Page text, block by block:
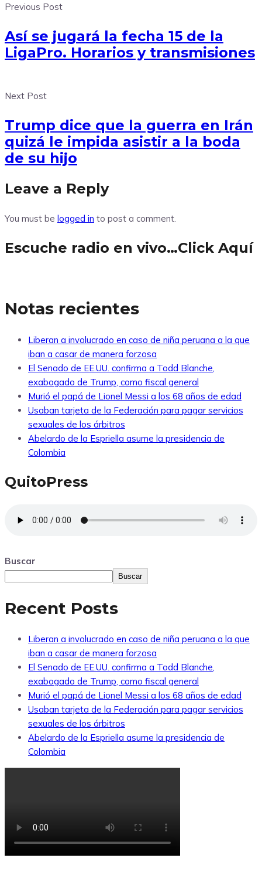
Previous Post
Así se jugará la fecha 15 de la
LigaPro. Horarios y transmisiones
Next Post
Trump dice que la guerra en Irán
quizá le impida asistir a la boda
de su hijo
Leave a Reply
You must be logged in to post a comment.
Escuche radio en vivo…Click Aquí
Notas recientes
Liberan a involucrado en caso de niña peruana a la que
iban a casar de manera forzosa
El Senado de EE.UU. confirma a Todd Blanche,
exabogado de Trump, como fiscal general
Murió el papá de Lionel Messi a los 68 años de edad
Usaban tarjeta de la Federación para pagar servicios
sexuales de los árbitros
Abelardo de la Espriella asume la presidencia de
Colombia
QuitoPress
Buscar
Buscar
Recent Posts
Liberan a involucrado en caso de niña peruana a la que
iban a casar de manera forzosa
El Senado de EE.UU. confirma a Todd Blanche,
exabogado de Trump, como fiscal general
Murió el papá de Lionel Messi a los 68 años de edad
Usaban tarjeta de la Federación para pagar servicios
sexuales de los árbitros
Abelardo de la Espriella asume la presidencia de
Colombia